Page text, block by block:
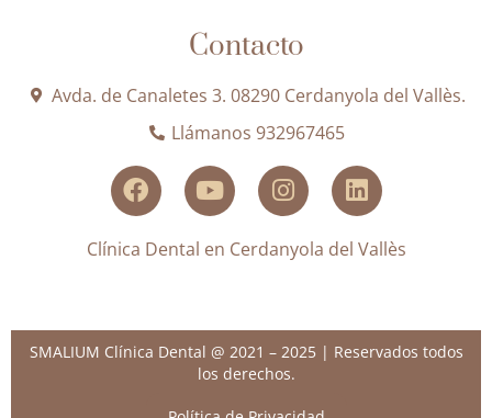
Contacto
Avda. de Canaletes 3. 08290 Cerdanyola del Vallès.
Llámanos 932967465
Clínica Dental en Cerdanyola del Vallès
SMALIUM Clínica Dental @ 2021 – 2025 | Reservados todos
los derechos.